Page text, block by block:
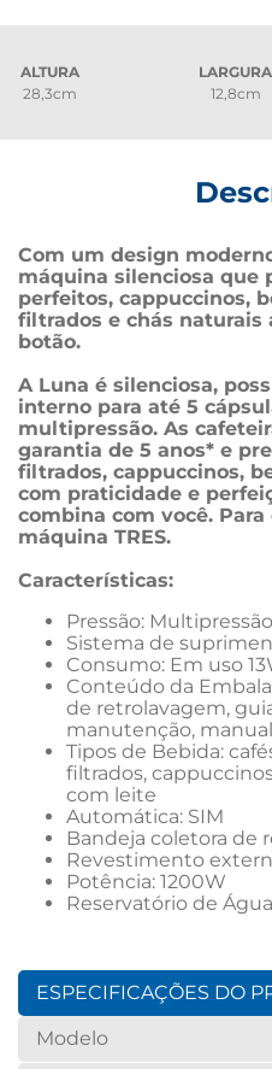
ALTURA
28,3cm
LARGURA
12,8cm
Com um design
máquina silenciosa que
perfeitos, cappuccinos,
filtrados e chás naturais
botão.
A Luna é silenciosa,
interno para até 5
multipressão. As
garantia de 5 anos* e
filtrados, cappuccinos,
com praticidade e
combina com você.
máquina TRES.
Características:
Pressão:
Sistema de
Consumo: Em uso
Conteúdo da
de retrolavagem,
manutenção,
Tipos de Bebida:
filtrados,
com leite
Automática: SIM
Bandeja coletora de
Revestimento
Potência: 1200W
Reservatório de
ESPECIFICAÇÕES DO
Modelo